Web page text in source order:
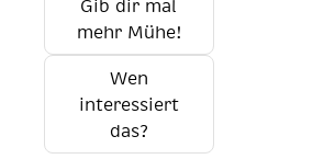
Gib dir mal
mehr Mühe!
Wen
interessiert
das?